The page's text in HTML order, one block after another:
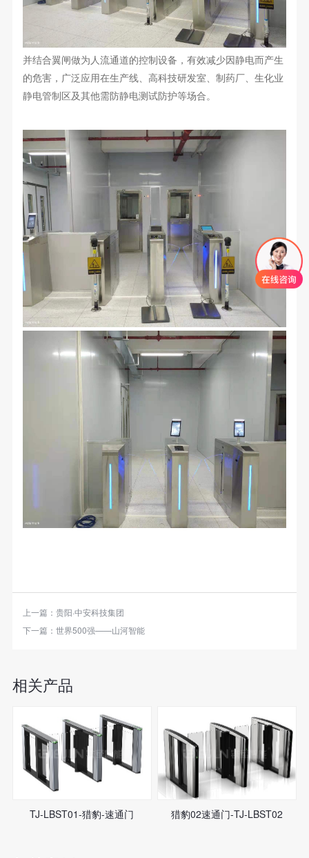
并结合翼闸做为人流通道的控制设备 ， 有效减少因静电而 产生
的危害，广泛应用在生产线、高科技研发室、制药厂、生化业
静电管制区及其他需防静电测试防护等场合。
上一篇： 贵阳·中安科技集团
下一篇： 世界500强——山河智能
相关产品
TJ-LBST01-猎豹-速通门 猎豹02速通门-TJ-LBST02